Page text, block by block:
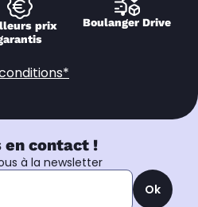
prix
Boulanger Drive
en contact !
à la newsletter
Ok